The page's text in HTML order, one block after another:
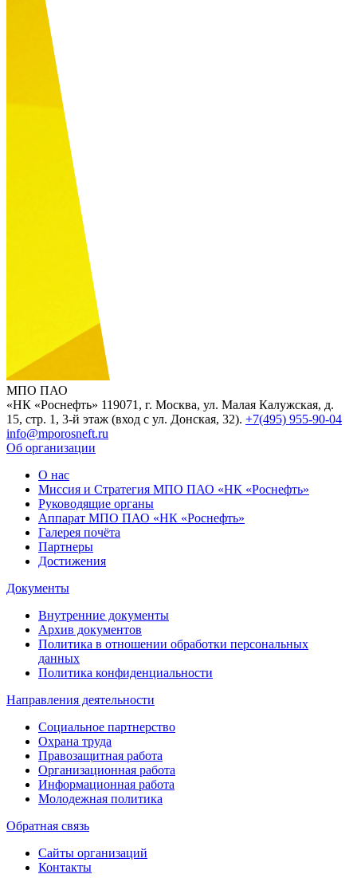
МПО ПАО
«НК «Роснефть» 119071, г. Москва, ул. Малая Калужская, д.
15, стр. 1, 3-й этаж (вход с ул. Донская, 32). +7(495) 955-90-04
info@mporosneft.ru
Об организации
О нас
Миссия и Стратегия МПО ПАО «НК «Роснефть»
Руководящие органы
Аппарат МПО ПАО «НК «Роснефть»
Галерея почёта
Партнеры
Достижения
Документы
Внутренние документы
Архив документов
Политика в отношении обработки персональных
данных
Политика конфиденциальности
Направления деятельности
Социальное партнерство
Охрана труда
Правозащитная работа
Организационная работа
Информационная работа
Молодежная политика
Обратная связь
Сайты организаций
Контакты